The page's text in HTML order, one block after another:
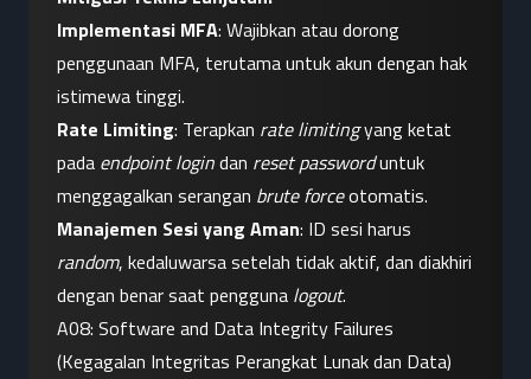
Implementasi MFA: Wajibkan atau dorong
penggunaan MFA, terutama untuk akun dengan hak
istimewa tinggi.
Rate Limiting: Terapkan rate limiting yang ketat
pada endpoint login dan reset password untuk
menggagalkan serangan brute force otomatis.
Manajemen Sesi yang Aman
random, kedaluwarsa setelah tidak aktif, dan diakhiri
dengan benar saat pengguna logout.
A08: Software and Data Integrity Failures
(Kegagalan Integritas Perangkat Lunak dan Data)